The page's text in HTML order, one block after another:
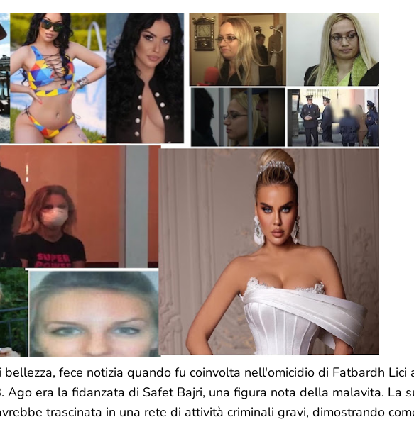
fece notizia quando fu coinvolta nell'omicidio di Fatbardh Lici
Ago era la fidanzata di Safet Bajri, una figura nota della malavita. La
trascinata in una rete di attività criminali gravi, dimostrando